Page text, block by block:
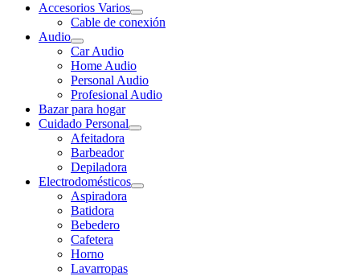
Accesorios Varios
Cable de conexión
Audio
Car Audio
Home Audio
Personal Audio
Profesional Audio
Bazar para hogar
Cuidado Personal
Afeitadora
Barbeador
Depiladora
Electrodomésticos
Aspiradora
Batidora
Bebedero
Cafetera
Horno
Lavarropas